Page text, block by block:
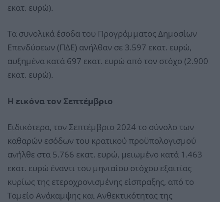
εκατ. ευρώ).
Τα συνολικά έσοδα του Προγράμματος Δημοσίων
Επενδύσεων (ΠΔΕ) ανήλθαν σε 3.597 εκατ. ευρώ,
αυξημένα κατά 697 εκατ. ευρώ από τον στόχο (2.900
εκατ. ευρώ).
Η εικόνα τον Σεπτέμβριο
Ειδικότερα, τον Σεπτέμβριο 2024 το σύνολο των
καθαρών εσόδων του κρατικού προϋπολογισμού
ανήλθε στα 5.766 εκατ. ευρώ, μειωμένο κατά 1.463
εκατ. ευρώ έναντι του μηνιαίου στόχου εξαιτίας
κυρίως της ετεροχρονισμένης είσπραξης, από το
Ταμείο Ανάκαμψης και Ανθεκτικότητας της